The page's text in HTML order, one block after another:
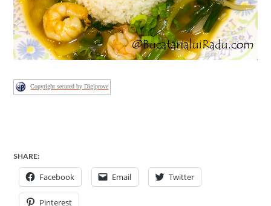
Copyright secured by Digiprove
SHARE:
Facebook Email Twitter
Pinterest